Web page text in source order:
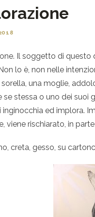
Il soggetto di questo
lo è, non nelle
sorella, una moglie,
se stessa o uno dei suoi
inginocchia ed implora.
viene rischiarato, in
creta, gesso, su